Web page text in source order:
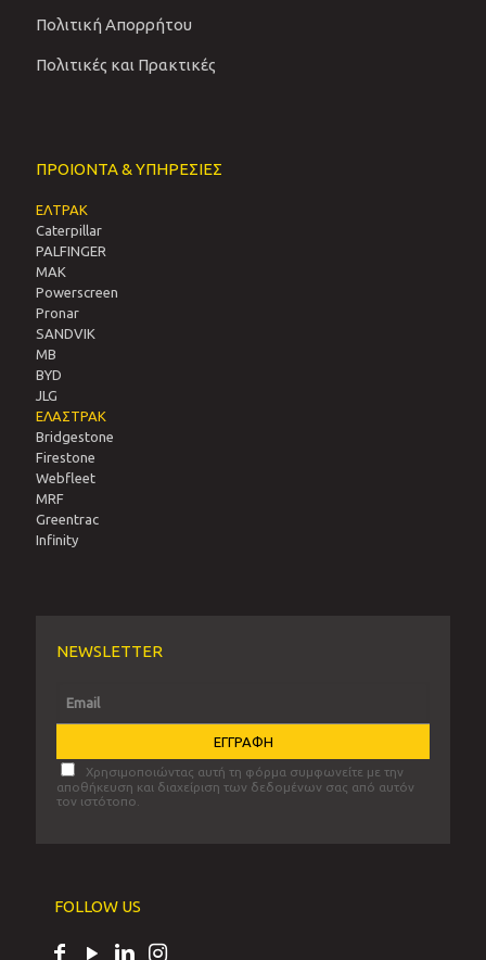
Πολιτική Απορρήτου
Πολιτικές και Πρακτικές
ΠΡΟΙΟΝΤΑ & ΥΠΗΡΕΣΙΕΣ
ΕΛΤΡΑΚ
Caterpillar
PALFINGER
MAK
Powerscreen
Pronar
SANDVIΚ
MB
BYD
JLG
ΕΛΑΣΤΡΑΚ
Bridgestone
Firestone
Webfleet
MRF
Greentrac
Infinity
NEWSLETTER
Χρησιμοποιώντας αυτή τη φόρμα συμφωνείτε με την
αποθήκευση και διαχείριση των δεδομένων σας από αυτόν
τον ιστότοπο.
FOLLOW US